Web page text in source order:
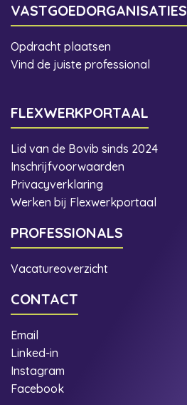
VASTGOEDORGANISATIES
Opdracht plaatsen
Vind de juiste professional
FLEXWERKPORTAAL
Lid van de Bovib sinds 2024
Inschrijfvoorwaarden
Privacyverklaring
Werken bij Flexwerkportaal
PROFESSIONALS
Vacatureoverzicht
CONTACT
Email
Linked-in
Instagram
Facebook